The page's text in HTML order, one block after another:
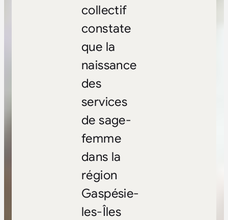
collectif
constate
que la
naissance
des
services
de sage-
femme
dans la
région
Gaspésie-
les-Îles